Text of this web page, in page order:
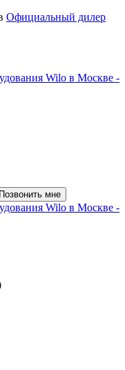
Официальный дилер
Позвонить мне